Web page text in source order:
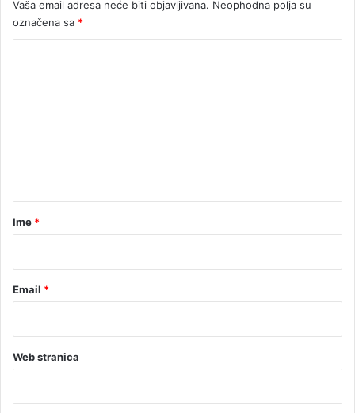
a
d
i
Vaša email adresa neće biti objavljivana. Neophodna polja su
označena sa *
rIme *
Email *
Web stranica